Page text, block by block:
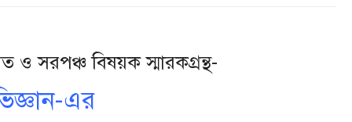
ও সরপঞ্চ বিষয়ক স্মারকগ্রন্থ-
এর